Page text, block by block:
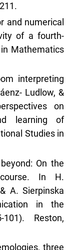
and numerical
of a fourth-
Mathematics
interpreting
Ludlow, &
on
learning of
Studies in
On the
In H.
A. Sierpinska
in the
Reston,
three